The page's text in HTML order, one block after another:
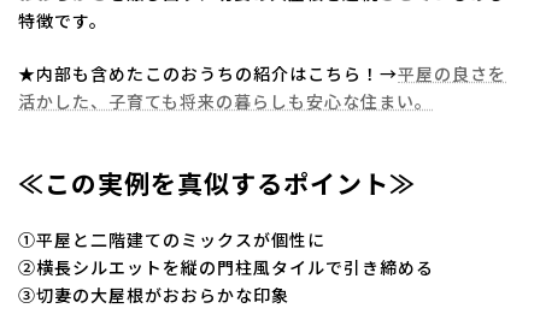
特徴です。
★内部も含めたこのおうちの紹介はこちら！→平屋の良さを
活かした、子育ても将来の暮らしも安心な住まい。
≪この実例を真似するポイント≫
①平屋と二階建てのミックスが個性に
②横長シルエットを縦の門柱風タイルで引き締める
③切妻の大屋根がおおらかな印象